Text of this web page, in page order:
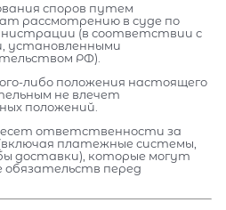
споров путем
рассмотрению в суде по
(в соответствии с
установленными
РФ).
либо положения настоящего
не влечет
положений.
ответственности за
платежные системы,
доставки), которые могут
обязательств перед